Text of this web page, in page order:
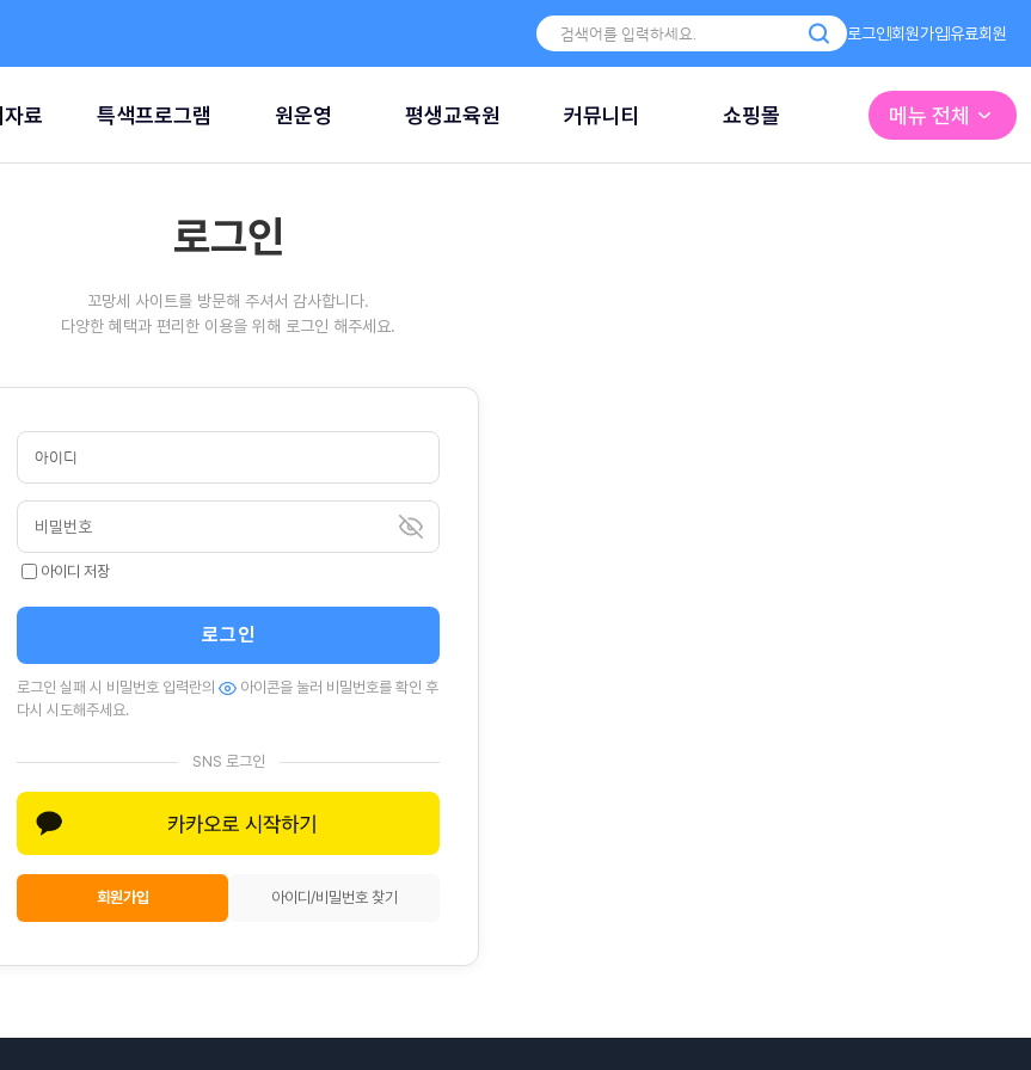
로그인회원가입유료회원
료 특색프로그램 원운영 평생교육원 커뮤니티 쇼핑몰 메뉴 전체
로그인
꼬망세 사이트를 방문해 주셔서 감사합니다.
다양한 혜택과 편리한 이용을 위해 로그인 해주세요.
아이디 저장
로그인
로그인 실패 시 비밀번호 입력란의
아이콘을 눌러 비밀번호를 확인 후
다시 시도해주세요.
SNS 로그인
회원가입 아이디/비밀번호 찾기